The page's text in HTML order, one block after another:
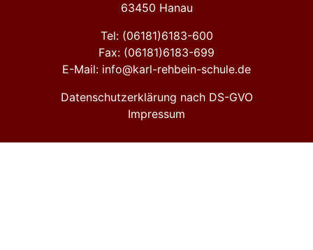
63450 Hanau
Tel: (06181)6183-600
Fax: (06181)6183-699
E-Mail: info@karl-rehbein-schule.de
Datenschutzerklärung nach DS-GVO
Impressum